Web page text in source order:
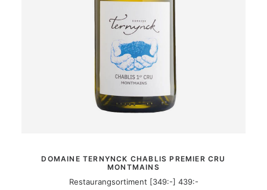
DOMAINE TERNYNCK CHABLIS PREMIER CRU
MONTMAINS
Restaurangsortiment [349:-] 439:-